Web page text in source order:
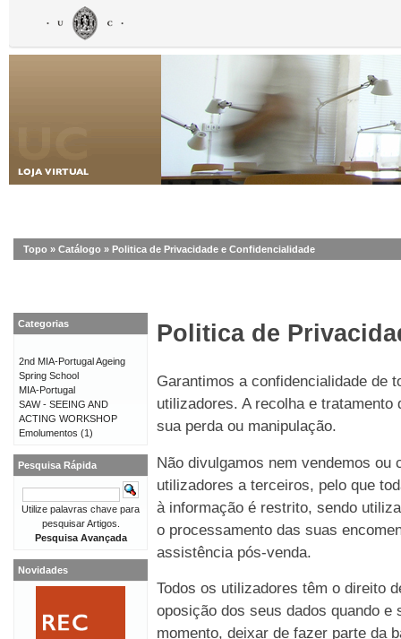
Topo » Catálogo » Politica de Privacidade e Confidencialidade
Politica de
Garantimos a confidencialidade de
utilizadores. A recolha e
sua perda ou manipulação.
Não divulgamos nem vendemos
utilizadores a terceiros, pelo que
à informação é restrito, sendo
o processamento das suas
assistência pós-venda.
Todos os utilizadores têm o direito
oposição dos seus dados quando e
momento, deixar de fazer parte da
Categorias
2nd MIA-Portugal Ageing
Spring School
MIA-Portugal
SAW - SEEING AND
ACTING WORKSHOP
Emolumentos (1)
Pesquisa Rápida
Utilize palavras chave para
pesquisar Artigos.
Pesquisa Avançada
Novidades